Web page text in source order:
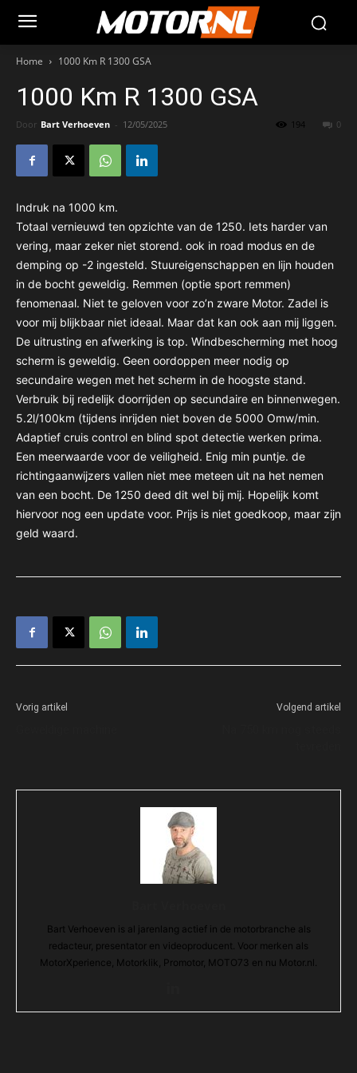
Home 1000 Km R 1300 GSA
1000 Km R 1300 GSA
Door Bart Verhoeven - 12/05/2025 0
194
Indruk na 1000 km.
Totaal vernieuwd ten opzichte van de 1250. Iets harder van
vering, maar zeker niet storend. ook in road modus en de
demping op -2 ingesteld. Stuureigenschappen en lijn houden
in de bocht geweldig. Remmen (optie sport remmen)
fenomenaal. Niet te geloven voor zo’n zware Motor. Zadel is
voor mij blijkbaar niet ideaal. Maar dat kan ook aan mij liggen.
De uitrusting en afwerking is top. Windbescherming met hoog
scherm is geweldig. Geen oordoppen meer nodig op
secundaire wegen met het scherm in de hoogste stand.
Verbruik bij redelijk doorrijden op secundaire en binnenwegen.
5.2l/100km (tijdens inrijden niet boven de 5000 Omw/min.
Adaptief cruis control en blind spot detectie werken prima.
Een meerwaarde voor de veiligheid. Enig min puntje. de
richtingaanwijzers vallen niet mee meteen uit na het nemen
van een bocht. De 1250 deed dit wel bij mij. Hopelijk komt
hiervoor nog een update voor. Prijs is niet goedkoop, maar zijn
geld waard.
Vorig artikel Volgend artikel
Bart Verhoeven is al jarenlang actief in de motorbranche als
redacteur, presentator en videoproducent. Voor merken als
MotorXperience, Motorklik, Promotor, MOTO73 en nu Motor.nl.